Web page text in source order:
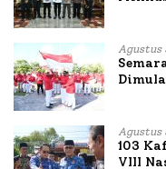
Agustus
Agustus
103
VIII